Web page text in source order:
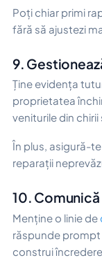
Poți chiar primi
fără să ajustezi
9.
Ține evidența
proprietatea
veniturile din chirii
În plus, asigură-
reparații
10.
Menține o linie de
răspunde prompt
construi